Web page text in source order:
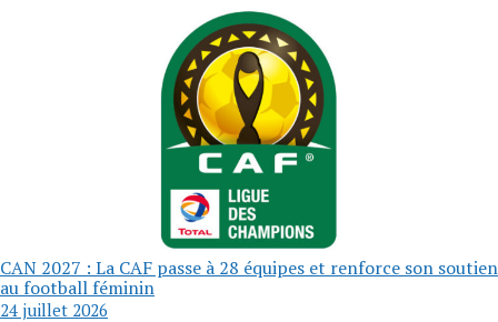
CAN 2027 : La CAF passe à 28 équipes et renforce son soutien
au football féminin
24 juillet 2026